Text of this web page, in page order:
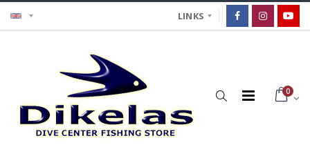
LINKS
0